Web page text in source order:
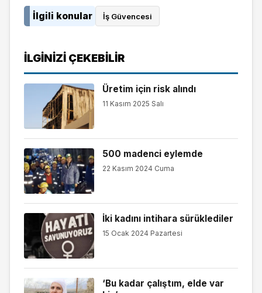
İlgili konular İş Güvencesi
İLGINIZI ÇEKEBILIR
Üretim için risk alındı
11 Kasım 2025 Salı
500 madenci eylemde
22 Kasım 2024 Cuma
İki kadını intihara sürüklediler
15 Ocak 2024 Pazartesi
‘Bu kadar çalıştım, elde var